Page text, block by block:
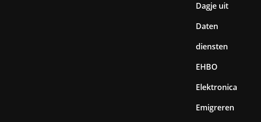
Dagje uit
Daten
diensten
EHBO
Elektronica
Emigreren